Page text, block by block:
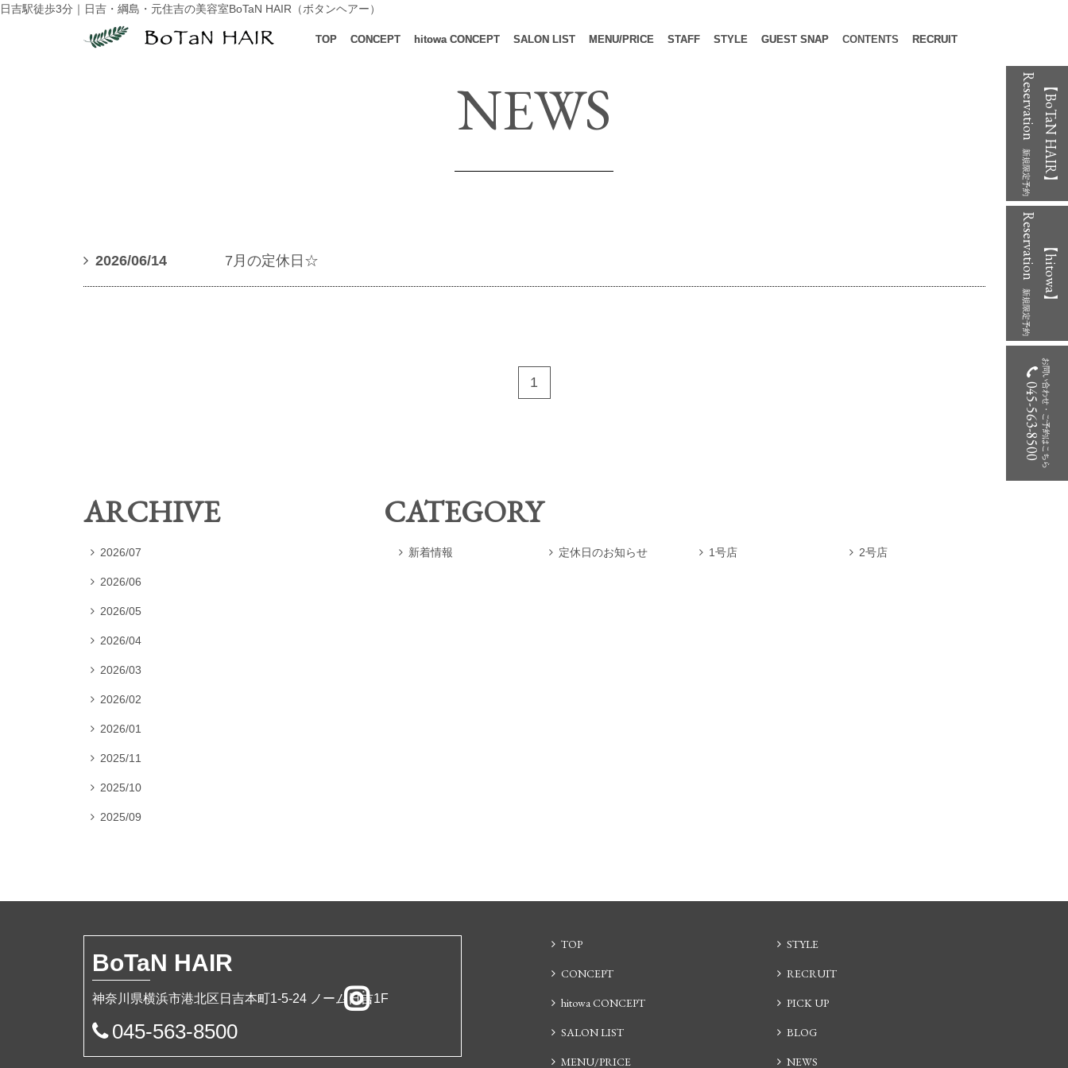
日吉駅徒歩3分｜ 日吉・綱島・元住吉の美容室BoTaN HAIR（ボタンヘアー）
TOP CONCEPT hitowa CONCEPT SALON LIST MENU/PRICE STAFF STYLE GUEST SNAP CONTENTS RECRUIT
NEWS
 2026/06/14 7月の定休日☆
1
ARCHIVE
 2026/07
 2026/06
 2026/05
 2026/04
 2026/03
 2026/02
 2026/01
 2025/11
 2025/10
 2025/09
CATEGORY
 新着情報  定休日のお知らせ  1号店  2号店
【BoTaN HAIR】
Reservation
新規限定予約
【hitowa】
Reservation
新規限定予約
お問い合わせ・ご予約はこちら
045-563-8500
BoTaN HAIR
神奈川県横浜市港北区日吉本町1-5-24 ノーム日吉1F
045-563-8500
TOP
CONCEPT
hitowa CONCEPT
SALON LIST
MENU/PRICE
STYLE
RECRUIT
PICK UP
BLOG
NEWS